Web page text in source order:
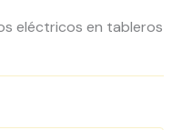
eléctricos en tableros